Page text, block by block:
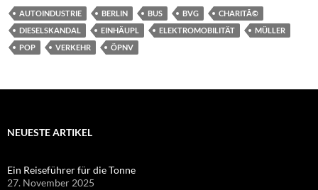
AUTOINDUSTRIE BERLIN BUS BVG
CHARITÃ©
DIESELSKANDAL
EINHÄUPL ELEKTROMOBILITÄT
MÜLLER
POP
VERKEHR ÖPNV
NEUESTE ARTIKEL
Ein Reiseführer für die Tonne
27. November 2025